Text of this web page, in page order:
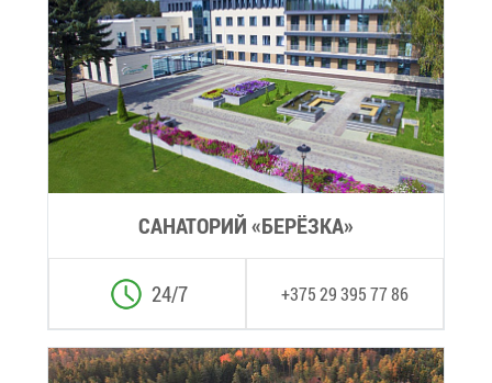
СА­НА­ТО­РИЙ «БЕ­РЁЗ­КА»
+375 29 395 77 86
24/7